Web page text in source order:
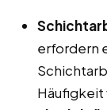
erfordern
Häufigkeit